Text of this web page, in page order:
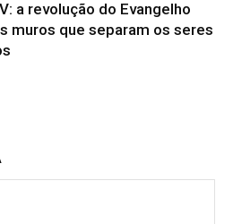
a revolução do Evangelho
muros que separam os seres